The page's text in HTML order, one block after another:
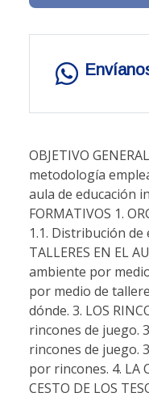
OBJETIVO
metodología
aula de educación
FORMATIVOS 1.
1.1. Distribución de
TALLERES EN EL
ambiente por
por medio de
dónde. 3. LOS
rincones de juego.
rincones de juego.
por rincones. 4. LA
CESTO DE LOS